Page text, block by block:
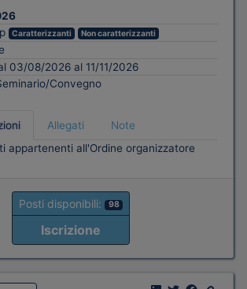
Caratterizzanti Non caratterizzanti
03/08/2026 al 11/11/2026
Convegno
Allegati
Note
appartenenti all'Ordine organizzatore
Posti disponibili: 98
Iscrizione